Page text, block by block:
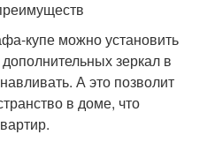
купе можно установить
зеркал в
А это позволит
в доме, что